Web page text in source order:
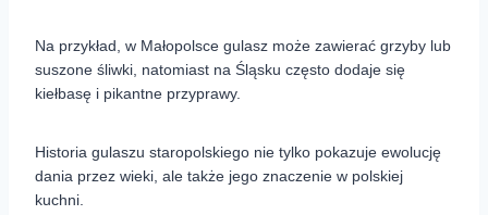
Na przykład, w Małopolsce gulasz może zawierać grzyby lub
suszone śliwki, natomiast na Śląsku często dodaje się
kiełbasę i pikantne przyprawy.
Historia gulaszu staropolskiego nie tylko pokazuje ewolucję
dania przez wieki, ale także jego znaczenie w polskiej
kuchni.